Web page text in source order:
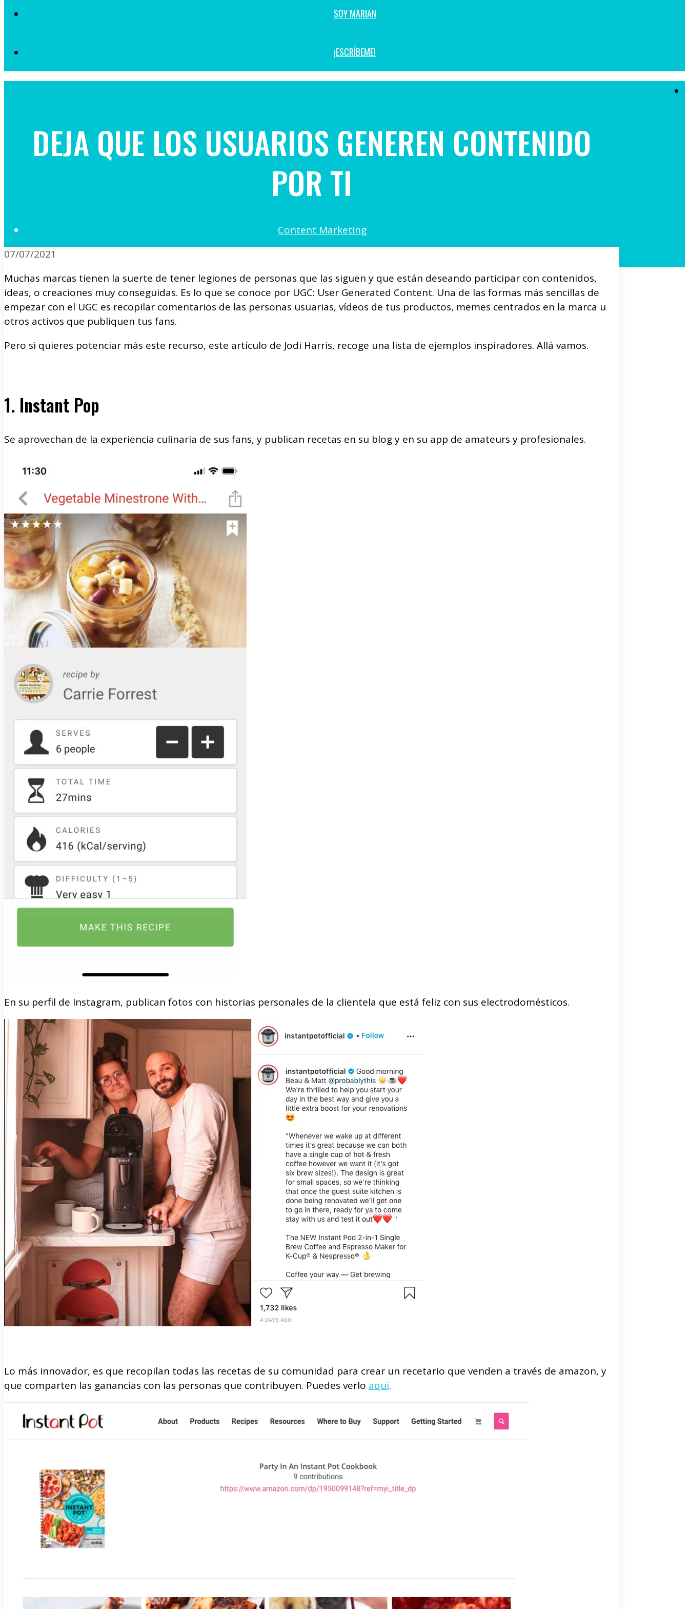
SOY MARIAN
¡ESCRÍBEME!
DEJA QUE LOS USUARIOS GENEREN CONTENIDO
POR TI
Content Marketing
07/07/2021
Muchas marcas tienen la suerte de tener legiones de personas que las siguen y que están deseando participar con contenidos,
ideas, o creaciones muy conseguidas. Es lo que se conoce por UGC: User Generated Content. Una de las formas más sencillas de
empezar con el UGC es recopilar comentarios de las personas usuarias, vídeos de tus productos, memes centrados en la marca u
otros activos que publiquen tus fans.
Pero si quieres potenciar más este recurso, este artículo de Jodi Harris, recoge una lista de ejemplos inspiradores. Allá vamos.
1. Instant Pop
Se aprovechan de la experiencia culinaria de sus fans, y publican recetas en su blog y en su app de amateurs y profesionales.
En su perfil de Instagram, publican fotos con historias personales de la clientela que está feliz con sus electrodomésticos.
Lo más innovador, es que recopilan todas las recetas de su comunidad para crear un recetario que venden a través de amazon, y
que comparten las ganancias con las personas que contribuyen. Puedes verlo aquí.